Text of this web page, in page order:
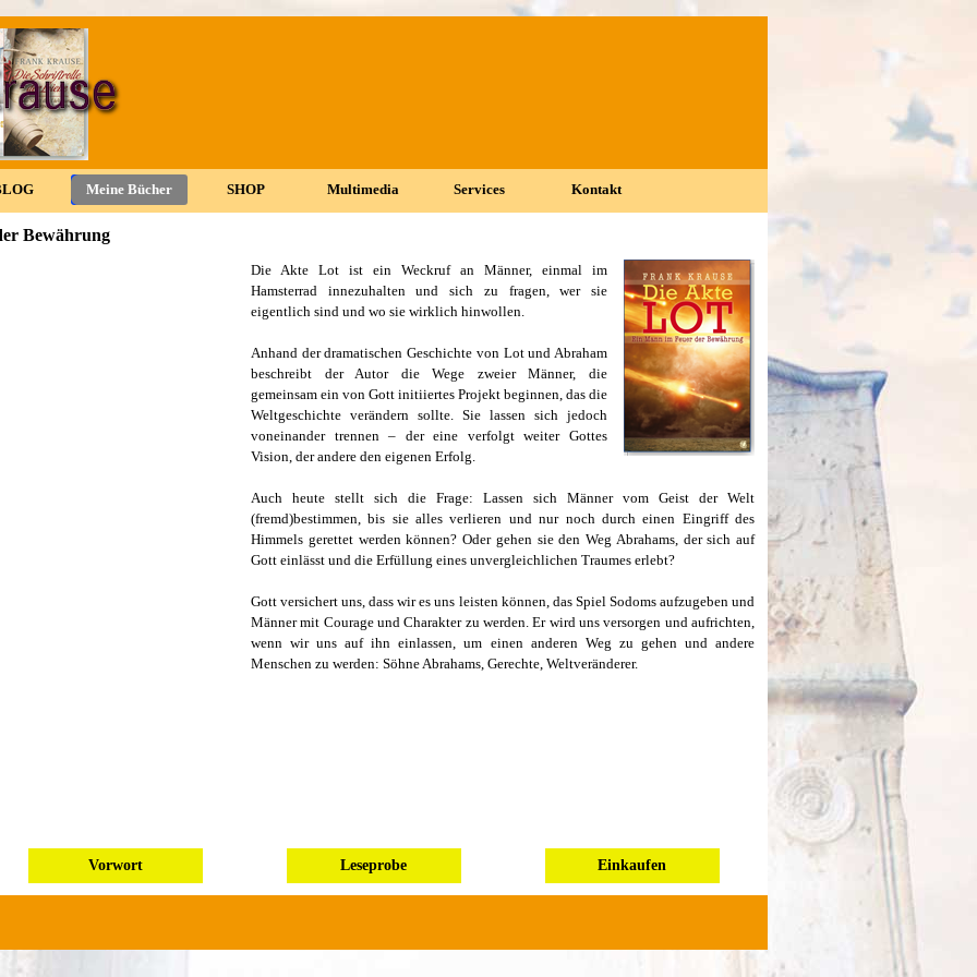
Menü überspringen
▼ ▼
Meine Bücher ▼
SHOP ▼
Multimedia ▼
Services ▼
Kontakt
Bewährung
Vorwort
Die Akte Lot ist ein Weckruf an Männer, einmal im
Hamsterrad innezuhalten und sich zu fragen, wer sie
eigentlich sind und wo sie wirklich hinwollen.
Anhand der dramatischen Geschichte von Lot und Abraham
beschreibt der Autor die Wege zweier Männer, die
gemeinsam ein von Gott initiiertes Projekt beginnen, das die
Weltgeschichte verändern sollte. Sie lassen sich jedoch
voneinander trennen – der eine verfolgt weiter Gottes
Vision, der andere den eigenen Erfolg.
Auch heute stellt sich die Frage: Lassen sich Männer vom Geist der Welt
(fremd)bestimmen, bis sie alles verlieren und nur noch durch einen Eingriff des
Himmels gerettet werden können? Oder gehen sie den Weg Abrahams, der sich auf
Gott einlässt und die Erfüllung eines unvergleichlichen Traumes erlebt?
Gott versichert uns, dass wir es uns leisten können, das Spiel Sodoms aufzugeben und
Männer mit Courage und Charakter zu werden. Er wird uns versorgen und aufrichten,
wenn wir uns auf ihn einlassen, um einen anderen Weg zu gehen und andere
Menschen zu werden: Söhne Abrahams, Gerechte, Weltveränderer.
Einkaufen
Leseprobe